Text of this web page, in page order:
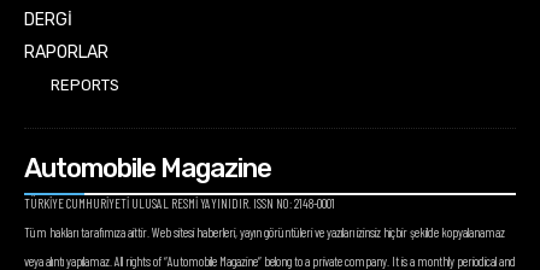
DERGİ
RAPORLAR
REPORTS
Automobile Magazine
TÜRKİYE CUMHURİYETİ ULUSAL RESMİ YAYINIDIR. ISSN NO: 2148-0001
Tüm hakları tarafımıza aittir. Web sitesi haberleri, yayın görüntüleri ve yazıları izinsiz hiçbir şekilde kopyalanamaz
veya alıntı yapılamaz. All rights of “Automobile Magazine” belong to a private company. It is a monthly periodical and